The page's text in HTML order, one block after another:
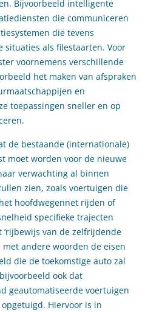
Bijvoorbeeld intelligente
die communiceren
die tevens
situaties als filestaarten. Voor
voornemens verschillende
het maken van afspraken
en
toepassingen sneller en op
de bestaande (internationale)
moet worden voor de nieuwe
verwachting al binnen
zien, zoals voertuigen die
hoofdwegennet rijden of
specifieke trajecten
‘rijbewijs van de zelfrijdende
andere woorden de eisen
die de toekomstige auto zal
ook dat
geautomatiseerde voertuigen
Hiervoor is in